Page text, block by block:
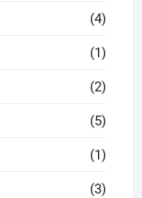
(4)
(1)
(2)
(5)
(1)
(3)